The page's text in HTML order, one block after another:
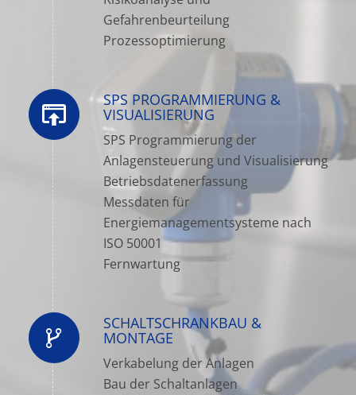
Gefahrenbeurteilung
Prozessoptimierung
SPS PROGRAMMIERUNG &
VISUALISIERUNG
SPS Programmierung der
Anlagensteuerung und Visualisierung
Betriebsdatenerfassung
Messdaten für
Energiemanagementsysteme nach
ISO 50001
Fernwartung
SCHALTSCHRANKBAU &
MONTAGE
Verkabelung der Anlagen
Bau der Schaltanlagen